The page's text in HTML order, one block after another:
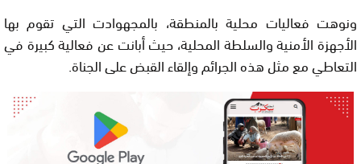
ونوهت فعاليات محلية بالمنطقة، بالمجهوادت التي تقوم بها
الأجهزة الأمنية والسلطة المحلية، حيث أبانت عن فعالية كبيرة في
التعاطي مع مثل هذه الجرائم وإلقاء القبض على الجناة.